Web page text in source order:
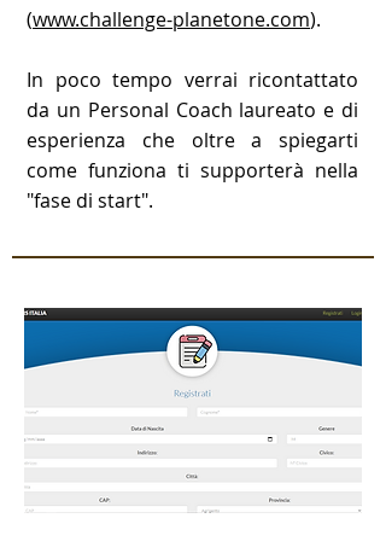
(www.challenge-planetone.com).
In poco tempo verrai ricontattato
da un Personal Coach laureato e di
esperienza che oltre a spiegarti
come funziona ti supporterà nella
"fase di start".